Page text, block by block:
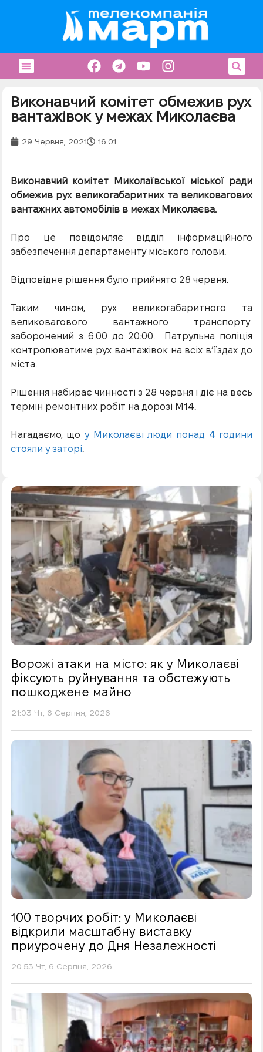
Виконавчий комітет обмежив рух
вантажівок у межах Миколаєва
29 Червня, 2021 16:01
Виконавчий комітет Миколаївської міської ради
обмежив рух великогабаритних та великовагових
вантажних автомобілів в межах Миколаєва.
Про це повідомляє відділ інформаційного
забезпечення департаменту міського голови.
Відповідне рішення було прийнято 28 червня.
Таким чином, рух великогабаритного та
великовагового вантажного транспорту
заборонений з 6:00 до 20:00. Патрульна поліція
контролюватиме рух вантажівок на всіх в’їздах до
міста.
Рішення набирає чинності з 28 червня і діє на весь
термін ремонтних робіт на дорозі М14.
Нагадаємо, що у Миколаєві люди понад 4 години
стояли у заторі.
Ворожі атаки на місто: як у Миколаєві
фіксують руйнування та обстежують
пошкоджене майно
21:03 Чт, 6 Серпня, 2026
100 творчих робіт: у Миколаєві
відкрили масштабну виставку
приурочену до Дня Незалежності
20:53 Чт, 6 Серпня, 2026